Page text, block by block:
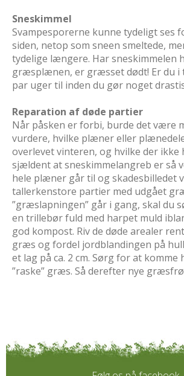
Sneskimmel
Svampesporerne kunne tydeligt ses
siden, netop som sneen smeltede,
tydelige længere. Har sneskimmelen
græsplænen, er græsset dødt! Er du i
par uger til inden du gør noget
Reparation af døde partier
Når påsken er forbi, burde det være
vurdere, hvilke plæner eller
overlevet vinteren, og hvilke der ikke
sjældent at sneskimmelangreb er så
hele plæner går til og skadesbilledet
tallerkenstore partier med udgået
”græslapningen” går i gang, skal du
en trillebør fuld med harpet muld
god kompost. Riv de døde arealer
græs og fordel jordblandingen på
et lag på ca. 2 cm. Sørg for at komme
”raske” græs. Så derefter nye græsfrø